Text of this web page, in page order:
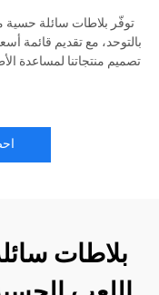
بالتوحد، مع تقديم قائمة
تصميم منتجاتنا لمساعدة